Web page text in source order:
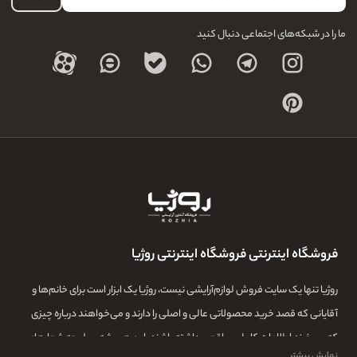
ما را در شبکه‌های اجتماعی دنبال کنید
فروشگاه اینترنتی فروشگاه اینترنتی روژیا
روژیا تنها یک سایت فروش لوازم‌آرایشی نیست، روژیا یک ابزار است برای خانم‌ها و
آقایانی که قصد خرید محصولاتی عالی و اصلی را دارند و می‌خواهند درباره چیزی
که می‌خرند اطلاعات کامل و واقعی داشته باشند. این همیشه سرلوحه شعارهای